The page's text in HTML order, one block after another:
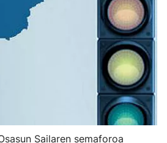
Sailaren semaforoa